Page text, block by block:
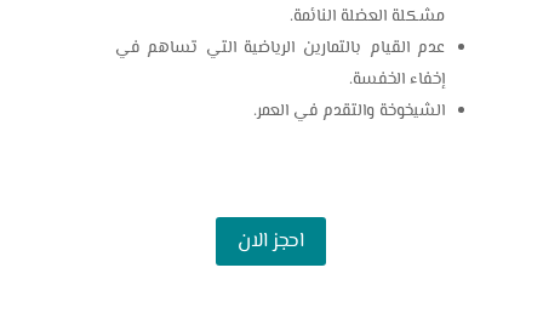
مشكلة العضلة النائمة.
عدم القيام بالتمارين الرياضية التي تساهم في
إخفاء الخفسة.
الشيخوخة والتقدم في العمر.
احجز الان